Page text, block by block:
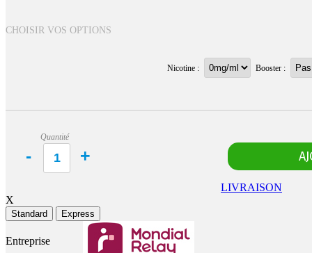
CHOISIR VOS OPTIONS
Nicotine : Booster :
Quantité
LIVRAISON
X
Standard Express
Entreprise